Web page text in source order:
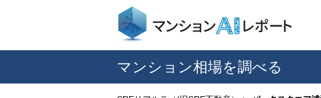
マンション相場を調べる